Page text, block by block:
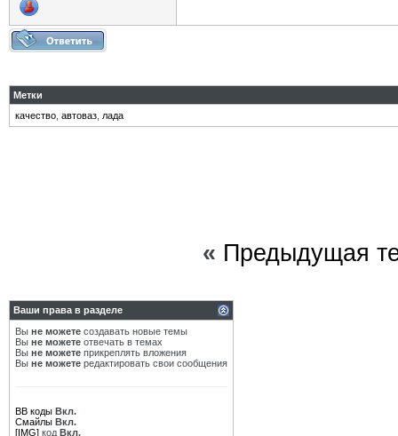
Метки
качество автоваз лада
« Предыдущая
Ваши права в разделе
Вы не можете создавать новые темы
Вы не можете отвечать в темах
Вы не можете прикреплять вложения
Вы не можете редактировать свои сообщения
BB коды Вкл.
Смайлы Вкл.
[IMG] код Вкл.